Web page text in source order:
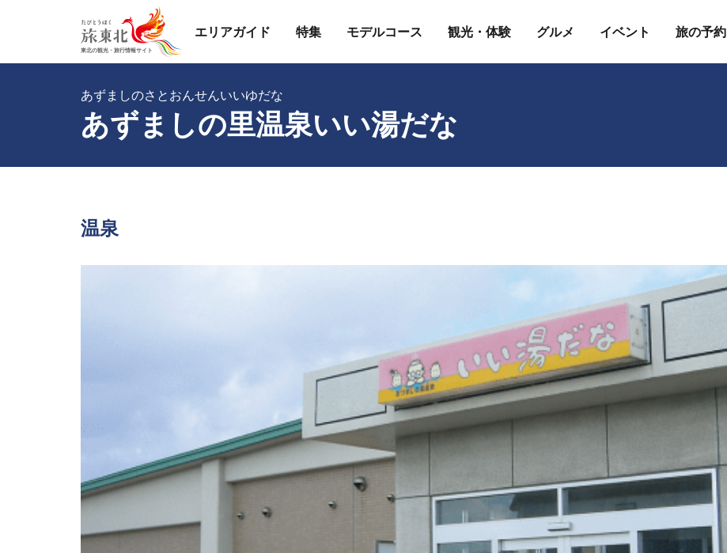
エリアガイド 特集 モデルコース 観光・体験 グルメ イベント 旅の予約
あずましの里温泉いい湯だな
あずましのさとおんせんいいゆだな
温泉